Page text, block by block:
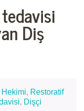
Diş
Hekimi, Restoratif
, Dişçi